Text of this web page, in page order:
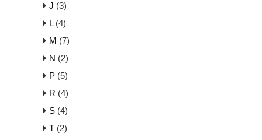
J (3)
L(4)
M (7)
N (2)
P (5)
R (4)
S (4)
T (2)